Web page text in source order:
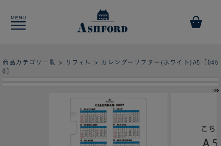
商品カテゴリ一覧 > リフィル
> カレンダーリフター(ホワイト)A5［046
0］